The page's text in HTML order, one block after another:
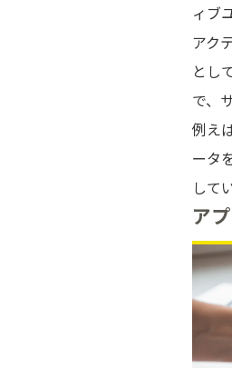
ィブ
アク
とし
で、
例え
ータ
して
ア